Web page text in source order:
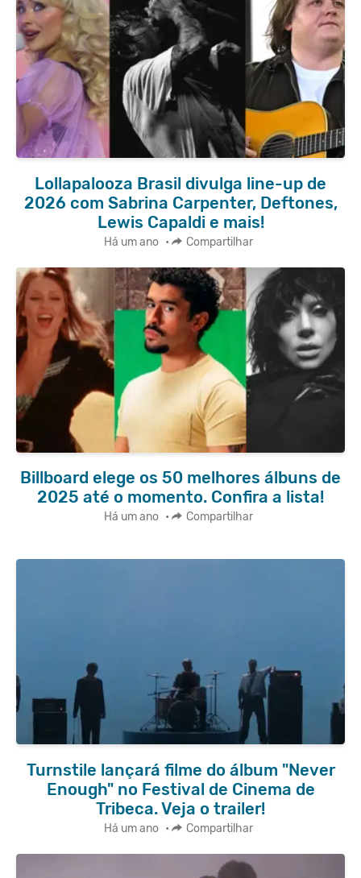
Lollapalooza Brasil divulga line-up de
2026 com Sabrina Carpenter, Deftones,
Lewis Capaldi e mais!
Há um ano • Compartilhar
Billboard elege os 50 melhores álbuns de
2025 até o momento. Confira a lista!
Há um ano • Compartilhar
Turnstile lançará filme do álbum "Never
Enough" no Festival de Cinema de
Tribeca. Veja o trailer!
Há um ano • Compartilhar